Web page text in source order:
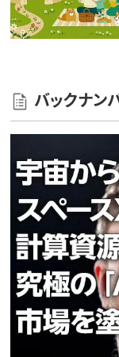
バックナン